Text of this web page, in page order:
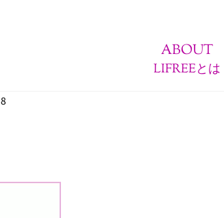
ABOUT
LIFREEとは